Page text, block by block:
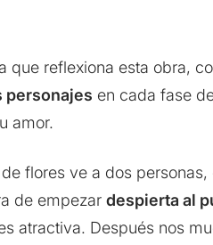
que reflexiona esta obra,
personajes en cada fase
amor.
flores ve a dos personas,
de empezar despierta al
atractiva. Después nos